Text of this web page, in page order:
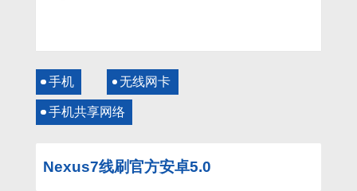
手机 无线网卡
手机共享网络
Nexus7线刷官方安卓5.0